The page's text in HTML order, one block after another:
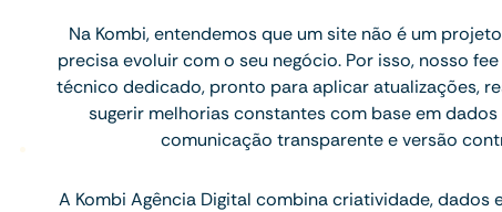
Na Kombi, entendemos que um site não é um
precisa evoluir com o seu negócio. Por isso, nosso
técnico dedicado, pronto para aplicar atualizações,
sugerir melhorias constantes com base em
comunicação transparente e versão
A Kombi Agência Digital combina criatividade,